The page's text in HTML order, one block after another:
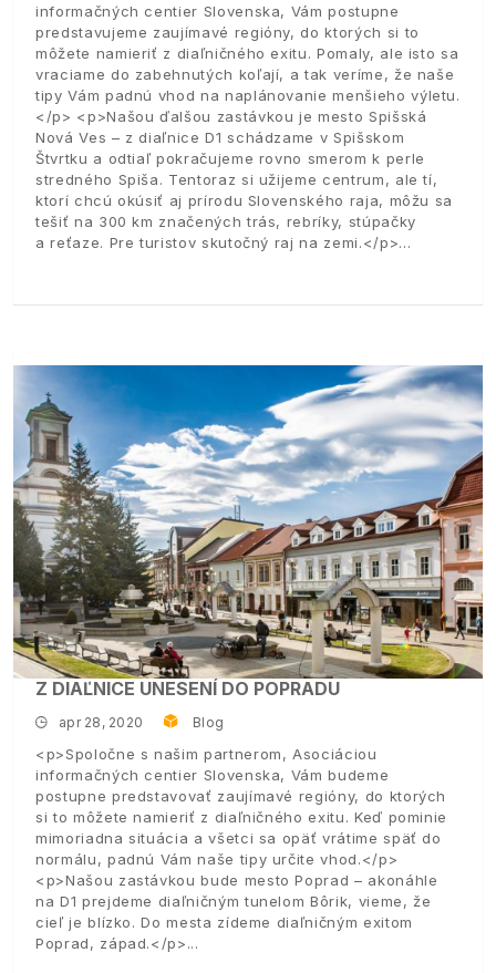
informačných centier Slovenska, Vám postupne
predstavujeme zaujímavé regióny, do ktorých si to
môžete namieriť z diaľničného exitu. Pomaly, ale isto sa
vraciame do zabehnutých koľají, a tak veríme, že naše
tipy Vám padnú vhod na naplánovanie menšieho výletu.
</p> <p>Našou ďalšou zastávkou je mesto Spišská
Nová Ves – z diaľnice D1 schádzame v Spišskom
Štvrtku a odtiaľ pokračujeme rovno smerom k perle
stredného Spiša. Tentoraz si užijeme centrum, ale tí,
ktorí chcú okúsiť aj prírodu Slovenského raja, môžu sa
tešiť na 300 km značených trás, rebríky, stúpačky
a reťaze. Pre turistov skutočný raj na zemi.</p>
Z DIAĽNICE UNESENÍ DO POPRADU
apr 28, 2020 Blog
<p>Spoločne s našim partnerom, Asociáciou
informačných centier Slovenska, Vám budeme
postupne predstavovať zaujímavé regióny, do ktorých
si to môžete namieriť z diaľničného exitu. Keď pominie
mimoriadna situácia a všetci sa opäť vrátime späť do
normálu, padnú Vám naše tipy určite vhod.</p>
<p>Našou zastávkou bude mesto Poprad – akonáhle
na D1 prejdeme diaľničným tunelom Bôrik, vieme, že
cieľ je blízko. Do mesta zídeme diaľničným exitom
Poprad, západ.</p>